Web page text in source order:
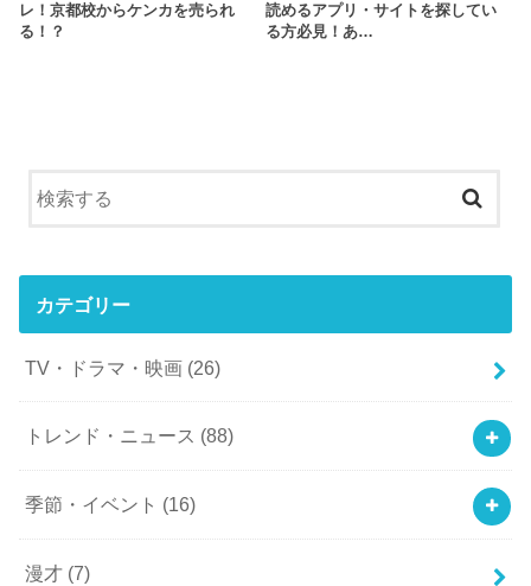
レ！京都校からケンカを売られ
る！？
読めるアプリ・サイトを探してい
る方必見！あ…
カテゴリー
TV・ドラマ・映画 (26)
トレンド・ニュース (88)
季節・イベント (16)
漫才 (7)